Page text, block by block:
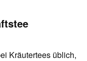
Kräutertees üblich,